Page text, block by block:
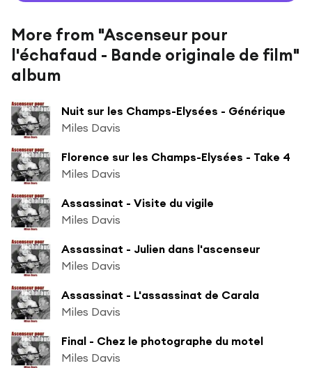
More from "Ascenseur pour
l'échafaud - Bande originale de film"
album
Nuit sur les Champs-Elysées - Générique
Miles Davis
Florence sur les Champs-Elysées - Take 4
Miles Davis
Assassinat - Visite du vigile
Miles Davis
Assassinat - Julien dans l'ascenseur
Miles Davis
Assassinat - L'assassinat de Carala
Miles Davis
Final - Chez le photographe du motel
Miles Davis